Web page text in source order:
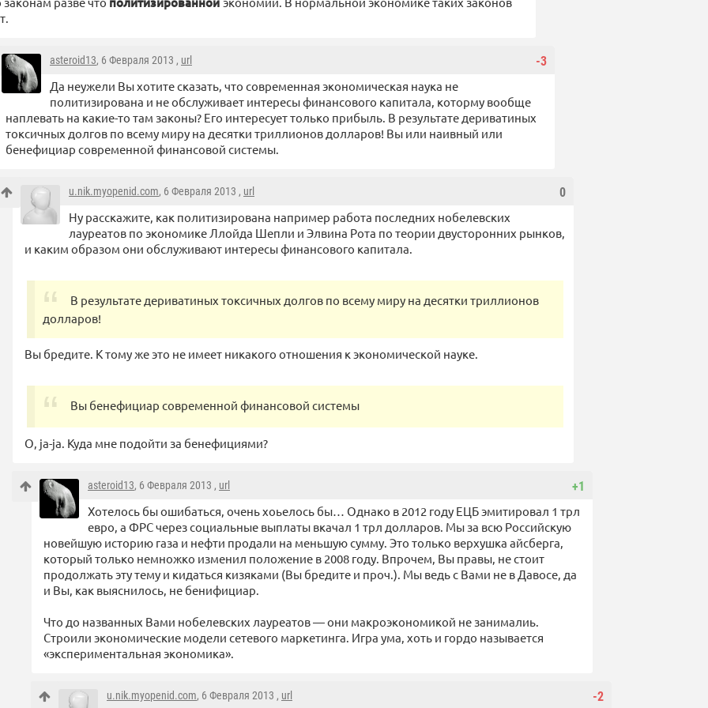
-3
asteroid13, 6 Февраля 2013 , url
Да неужели Вы хотите сказать, что современная экономическая наука не
политизирована и не обслуживает интересы финансового капитала, которму вообще
наплевать на какие-то там законы? Его интересует только прибыль. В результате дериватиных
токсичных долгов по всему миру на десятки триллионов долларов! Вы или наивный или
бенефициар современной финансовой системы.
0
u.nik.myopenid.com, 6 Февраля 2013 , url
Ну расскажите, как политизирована например работа последних нобелевских
лауреатов по экономике Ллойда Шепли и Элвина Рота по теории двусторонних рынков,
и каким образом они обслуживают интересы финансового капитала.
В результате дериватиных токсичных долгов по всему миру на десятки триллионов
долларов!
Вы бредите. К тому же это не имеет никакого отношения к экономической науке.
Вы бенефициар современной финансовой системы
О, ja-ja. Куда мне подойти за бенефициями?
+1
asteroid13, 6 Февраля 2013 , url
Хотелось бы ошибаться, очень хоьелось бы… Однако в 2012 году ЕЦБ эмитировал 1 трл
евро, а ФРС через социальные выплаты вкачал 1 трл долларов. Мы за всю Российскую
новейшую историю газа и нефти продали на меньшую сумму. Это только верхушка айсберга,
который только немножко изменил положение в 2008 году. Впрочем, Вы правы, не стоит
продолжать эту тему и кидаться кизяками (Вы бредите и проч.). Мы ведь с Вами не в Давосе, да
и Вы, как выяснилось, не бенифициар.
Что до названных Вами нобелевских лауреатов — они макроэкономикой не занималиь.
Строили экономические модели сетевого маркетинга. Игра ума, хоть и гордо называется
«экспериментальная экономика».
-2
u.nik.myopenid.com, 6 Февраля 2013 , url